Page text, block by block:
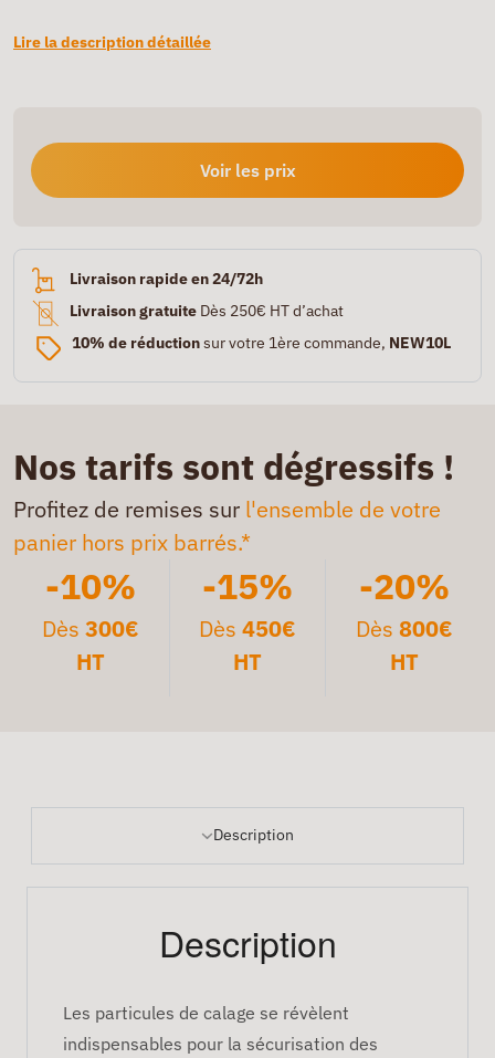
Lire la description détaillée
Voir les prix
Livraison rapide en 24/72h
Livraison gratuite Dès 250€ HT d’achat
10% de réductionsur votre 1ère commande, NEW10L
Nos tarifs sont dégressifs !
Profitez de remises sur l'ensemble de votre
panier hors prix barrés.*
-10%
Dès300€
HT
-15%
Dès 450€
HT
-20%
Dès 800€
HT
Description
Description
Les particules de calage se révèlent
indispensables pour la sécurisation des